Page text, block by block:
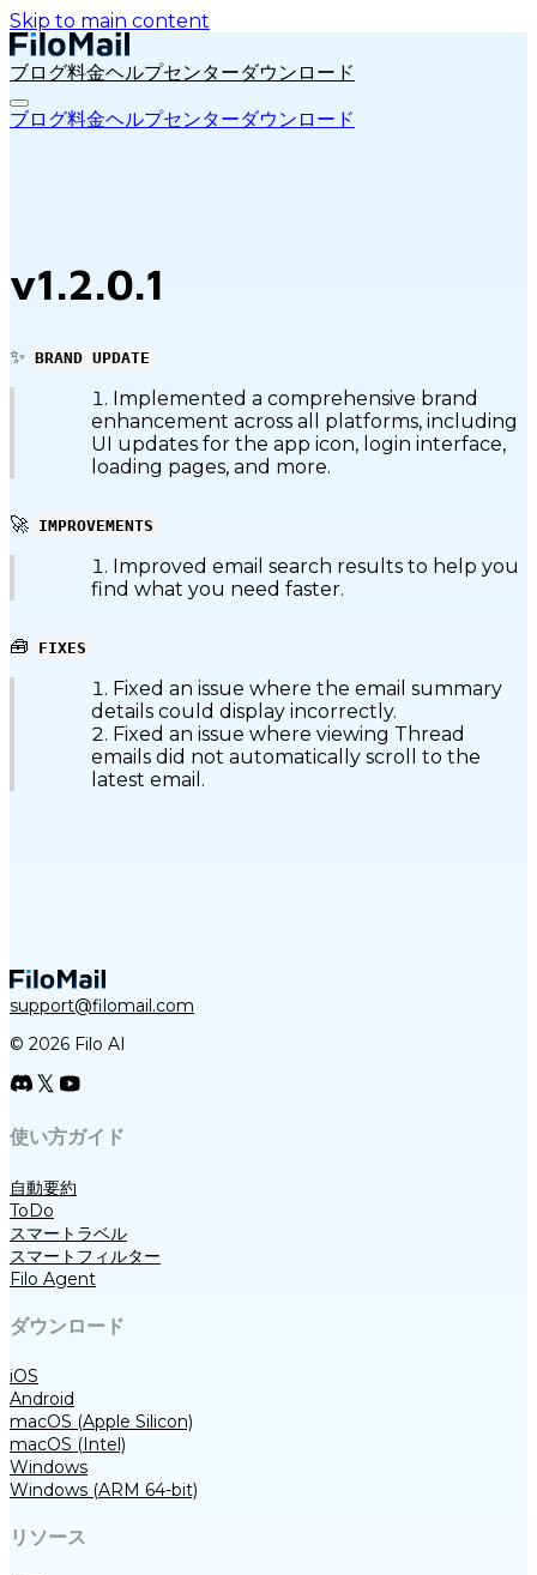
Skip to main content
ブログ料金ヘルプセンターダウンロード
ブログ料金ヘルプセンターダウンロード
v1.2.0.1
✨ BRAND UPDATE
Implemented a comprehensive brand
enhancement across all platforms, including
UI updates for the app icon, login interface,
loading pages, and more.
🚀 IMPROVEMENTS
Improved email search results to help you
find what you need faster.
🧰 FIXES
Fixed an issue where the email summary
details could display incorrectly.
Fixed an issue where viewing Thread
emails did not automatically scroll to the
latest email.
support@filomail.com
© 2026 Filo AI
使い方ガイド
自動要約
ToDo
スマートラベル
スマートフィルター
Filo Agent
ダウンロード
iOS
Android
macOS (Apple Silicon)
macOS (Intel)
Windows
Windows (ARM 64-bit)
リソース